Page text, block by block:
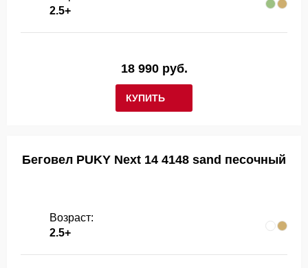
2.5+
КУПИТЬ
18 990 руб.
Беговел PUKY Next 14 4148 sand песочный
Возраст:
2.5+